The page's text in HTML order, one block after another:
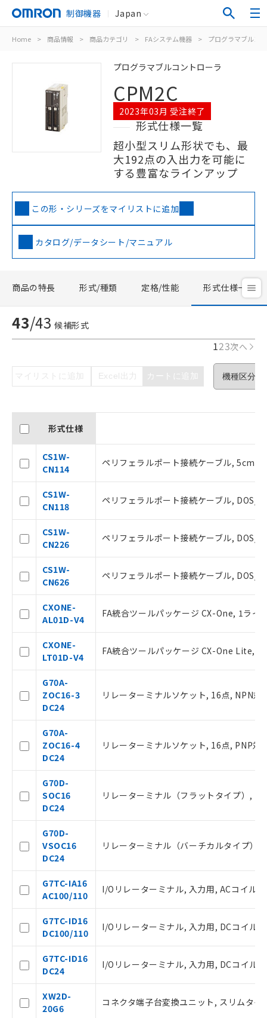
制御機器 Japan
Home > 商品情報 > 商品カテゴリ > FAシステム機器 > プログラマブルコ
プログラマブルコントローラ
CPM2C
2023年03月 受注終了
形式仕様一覧
超小型スリム形状でも、最
大192点の入出力を可能に
する豊富なラインアップ
この形・シリーズをマイリストに追加
カタログ/データシート/マニュアル
商品の特長 形式/種類 定格/性能 形式仕様一覧
43/43 候補形式
123次へ
マイリストに追加 Excel出力 カートに追加
形式仕様
CS1W-
CN114
ペリフェラルポート接続ケーブル, 5cm
CS1W-
CN118
ペリフェラルポート接続ケーブル, DOS/
CS1W-
CN226
ペリフェラルポート接続ケーブル, DOS/
CS1W-
CN626
ペリフェラルポート接続ケーブル, DOS/
CXONE-
AL01D-V4
FA統合ツールパッケージ CX-One, 1ライ
CXONE-
LT01D-V4
FA統合ツールパッケージ CX-One Lite, 1
G70A-
ZOC16-3
DC24
リレーターミナルソケット, 16点, NPN対
G70A-
ZOC16-4
DC24
リレーターミナルソケット, 16点, PNP対
G70D-
SOC16
DC24
リレーターミナル（フラットタイプ）,
G70D-
VSOC16
DC24
リレーターミナル（バーチカルタイプ）,
G7TC-IA16
AC100/110
I/Oリレーターミナル, 入力用, ACコイル
G7TC-ID16
DC100/110
I/Oリレーターミナル, 入力用, DCコイル
G7TC-ID16
DC24
I/Oリレーターミナル, 入力用, DCコイル
XW2D-
20G6
コネクタ端子台変換ユニット, スリムタ
記
号
○ 一定数以上の在庫あり
△ 一定数には満たないが在庫あり
－
在庫なし(最新の在庫状況につ
いては、お客様のお取引先、ま
たはお客様担当のオムロン制御
機器販売店・当社販売員にご確
認ください)
ご利用条件
以下の条件をお読みいただき、同意のうえ
ご利用ください。
本サービスは、当社制御機器事業取扱
当社制御機器事業取扱商品の中には、
本サービスの対象外となる商品もある
記載している更新日時点での社内デー
タに基づき作成されるものであり、閲
準価格とは異なる場合があることをご
了承ください。
正式な納期状況および標準価格はお客
様のお取引先、またはお客様担当のオ
ムロン制御機器販売店・当社販売員に
ご相談ください。
オムロン制御機器販売店や当社販売拠
点は「
販売ネットワーク
」をご確認
事前の承諾なく第三者に漏洩または開